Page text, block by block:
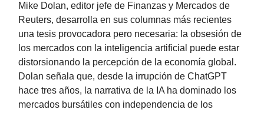
Mike Dolan, editor jefe de Finanzas y Mercados de
Reuters, desarrolla en sus columnas más recientes
una tesis provocadora pero necesaria: la obsesión de
los mercados con la inteligencia artificial puede estar
distorsionando la percepción de la economía global.
Dolan señala que, desde la irrupción de ChatGPT
hace tres años, la narrativa de la IA ha dominado los
mercados bursátiles con independencia de los